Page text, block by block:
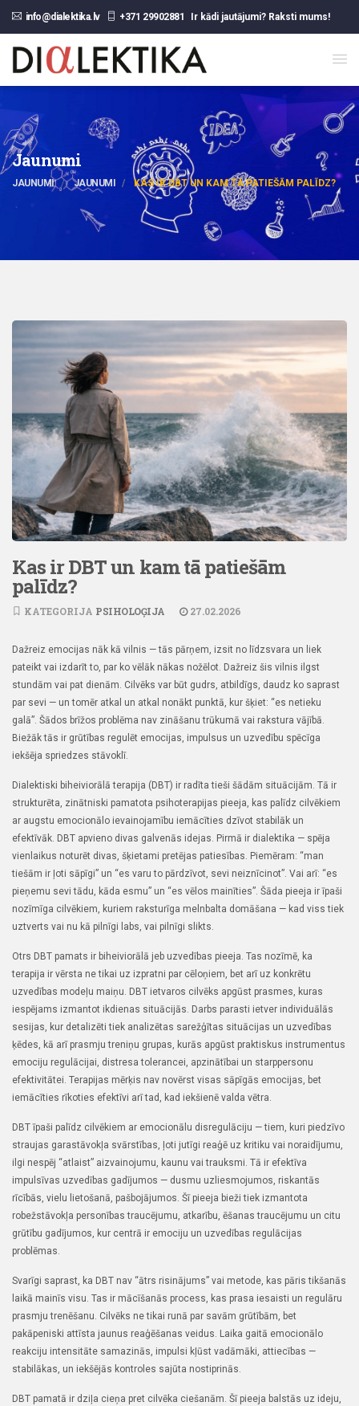
info@dialektika.lv +371 29902881 Ir kādi jautājumi? Raksti mums!
Jaunumi
JAUNUMI JAUNUMI KAS IR DBT UN KAM TĀ PATIEŠĀM PALĪDZ?
Kas ir DBT un kam tā patiešām
palīdz?
KATEGORIJA PSIHOLOĢIJA 27.02.2026
Dažreiz emocijas nāk kā vilnis — tās pārņem, izsit no līdzsvara un liek
pateikt vai izdarīt to, par ko vēlāk nākas nožēlot. Dažreiz šis vilnis ilgst
stundām vai pat dienām. Cilvēks var būt gudrs, atbildīgs, daudz ko saprast
par sevi — un tomēr atkal un atkal nonākt punktā, kur šķiet: “es netieku
galā”. Šādos brīžos problēma nav zināšanu trūkumā vai rakstura vājībā.
Biežāk tās ir grūtības regulēt emocijas, impulsus un uzvedību spēcīga
iekšēja spriedzes stāvoklī.
Dialektiski biheiviorālā terapija (DBT) ir radīta tieši šādām situācijām. Tā ir
strukturēta, zinātniski pamatota psihoterapijas pieeja, kas palīdz cilvēkiem
ar augstu emocionālo ievainojamību iemācīties dzīvot stabilāk un
efektīvāk. DBT apvieno divas galvenās idejas. Pirmā ir dialektika — spēja
vienlaikus noturēt divas, šķietami pretējas patiesības. Piemēram: “man
tiešām ir ļoti sāpīgi” un “es varu to pārdzīvot, sevi neiznīcinot”. Vai arī: “es
pieņemu sevi tādu, kāda esmu” un “es vēlos mainīties”. Šāda pieeja ir īpaši
nozīmīga cilvēkiem, kuriem raksturīga melnbalta domāšana — kad viss tiek
uztverts vai nu kā pilnīgi labs, vai pilnīgi slikts.
Otrs DBT pamats ir biheiviorālā jeb uzvedības pieeja. Tas nozīmē, ka
terapija ir vērsta ne tikai uz izpratni par cēloņiem, bet arī uz konkrētu
uzvedības modeļu maiņu. DBT ietvaros cilvēks apgūst prasmes, kuras
iespējams izmantot ikdienas situācijās. Darbs parasti ietver individuālās
sesijas, kur detalizēti tiek analizētas sarežģītas situācijas un uzvedības
ķēdes, kā arī prasmju treniņu grupas, kurās apgūst praktiskus instrumentus
emociju regulācijai, distresa tolerancei, apzinātībai un starppersonu
efektivitātei. Terapijas mērķis nav novērst visas sāpīgās emocijas, bet
iemācīties rīkoties efektīvi arī tad, kad iekšienē valda vētra.
DBT īpaši palīdz cilvēkiem ar emocionālu disregulāciju — tiem, kuri piedzīvo
straujas garastāvokļa svārstības, ļoti jutīgi reaģē uz kritiku vai noraidījumu,
ilgi nespēj “atlaist” aizvainojumu, kaunu vai trauksmi. Tā ir efektīva
impulsīvas uzvedības gadījumos — dusmu uzliesmojumos, riskantās
rīcībās, vielu lietošanā, pašbojājumos. Šī pieeja bieži tiek izmantota
robežstāvokļa personības traucējumu, atkarību, ēšanas traucējumu un citu
grūtību gadījumos, kur centrā ir emociju un uzvedības regulācijas
problēmas.
Svarīgi saprast, ka DBT nav “ātrs risinājums” vai metode, kas pāris tikšanās
laikā mainīs visu. Tas ir mācīšanās process, kas prasa iesaisti un regulāru
prasmju trenēšanu. Cilvēks ne tikai runā par savām grūtībām, bet
pakāpeniski attīsta jaunus reaģēšanas veidus. Laika gaitā emocionālo
reakciju intensitāte samazinās, impulsi kļūst vadāmāki, attiecības —
stabilākas, un iekšējās kontroles sajūta nostiprinās.
DBT pamatā ir dziļa cieņa pret cilvēka ciešanām. Šī pieeja balstās uz ideju,